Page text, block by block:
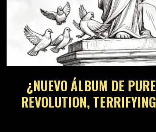
¿NUEVO ÁLBUM DE
REVOLUTION,